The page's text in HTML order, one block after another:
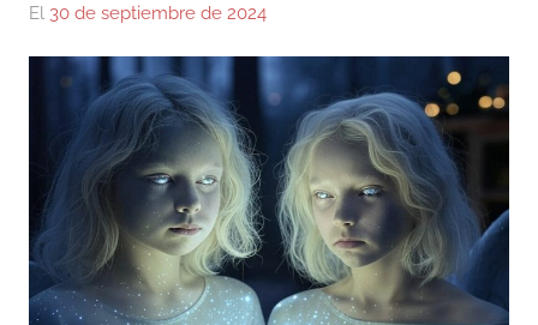
El 30 de septiembre de 2024
Monraz
Medicina
Olvidada
poesía